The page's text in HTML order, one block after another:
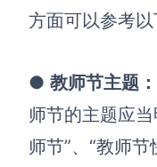
解决方案
高效协作
方面可以参考以
● 教师节主题 ：
师节的主题应
师节”、“教师